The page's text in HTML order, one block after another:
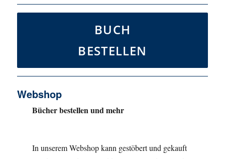
BUCH
BESTELLEN
Webshop
Bücher bestellen und mehr
In unserem Webshop kann gestöbert und gekauft